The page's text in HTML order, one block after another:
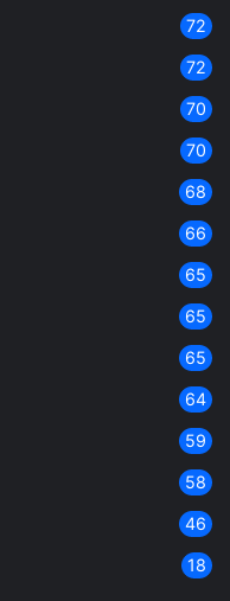
72
72
70
70
68
66
65
65
65
64
59
58
46
18